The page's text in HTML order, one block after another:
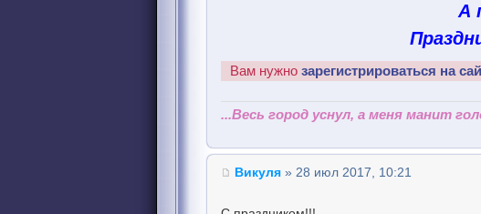
А
Вам нужно зарегистрироваться на
...Весь город уснул, а меня манит
Викуля » 28 июл 2017, 10:21